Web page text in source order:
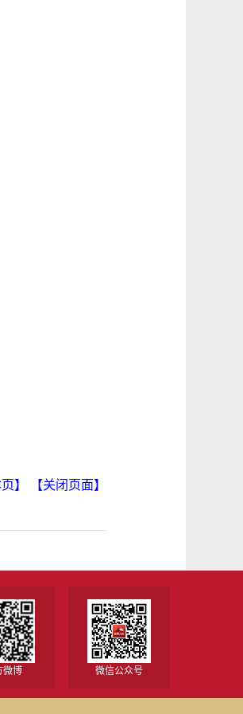
】 【关闭页面】
微信公众号
微博